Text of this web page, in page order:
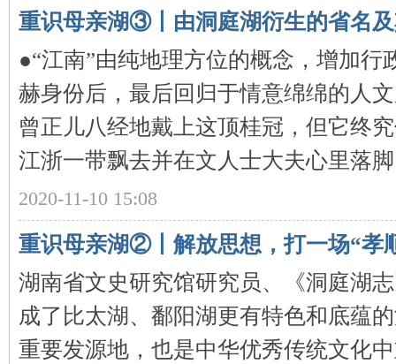
重识母亲湖③丨由洞庭湖衍生的省名
●“江南”由纯地理方位的概念，增加行
赫身份后，最后回归于情意绵绵的人
曾正儿八经地戴上这顶桂冠，但它终
江浙一带飘去并在文人士大夫心里落
2020-11-10 15:08
重识母亲湖②丨解放思想，打一场“孝
湖南省文史研究馆研究员、《洞庭湖
成了比太湖、鄱阳湖更有特色和底蕴
重要发源地，也是中华优秀传统文化